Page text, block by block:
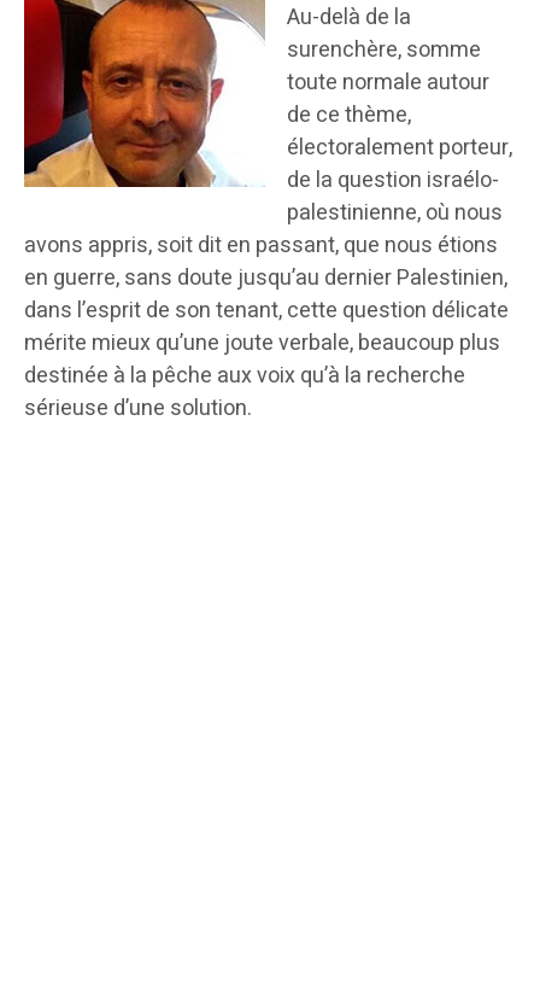
Au-delà de la
surenchère, somme
toute normale autour
de ce thème,
électoralement porteur,
de la question israélo-
palestinienne, où nous
avons appris, soit dit en passant, que nous étions
en guerre, sans doute jusqu’au dernier Palestinien,
dans l’esprit de son tenant, cette question délicate
mérite mieux qu’une joute verbale, beaucoup plus
destinée à la pêche aux voix qu’à la recherche
sérieuse d’une solution.